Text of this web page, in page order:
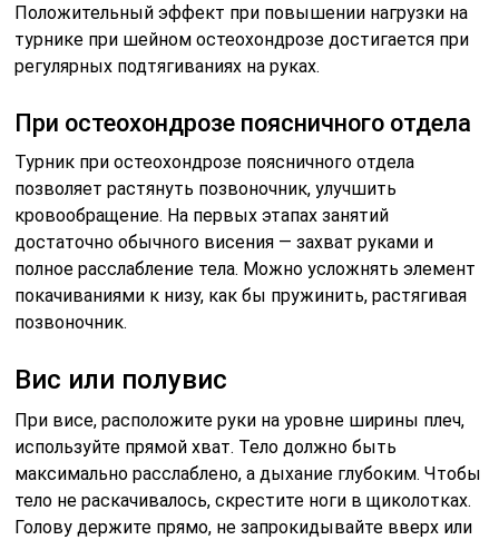
Положительный эффект при повышении нагрузки на
турнике при шейном остеохондрозе достигается при
регулярных подтягиваниях на руках.
При остеохондрозе поясничного отдела
Турник при остеохондрозе поясничного отдела
позволяет растянуть позвоночник, улучшить
кровообращение. На первых этапах занятий
достаточно обычного висения — захват руками и
полное расслабление тела. Можно усложнять элемент
покачиваниями к низу, как бы пружинить, растягивая
позвоночник.
Вис или полувис
При висе, расположите руки на уровне ширины плеч,
используйте прямой хват. Тело должно быть
максимально расслаблено, а дыхание глубоким. Чтобы
тело не раскачивалось, скрестите ноги в щиколотках.
Голову держите прямо, не запрокидывайте вверх или